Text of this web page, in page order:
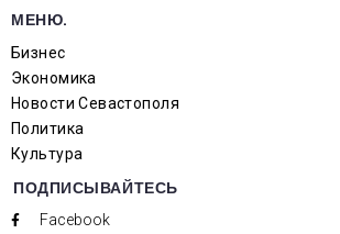
МЕНЮ.
Бизнес
Экономика
Новости Севастополя
Политика
Культура
ПОДПИСЫВАЙТЕСЬ
Facebook